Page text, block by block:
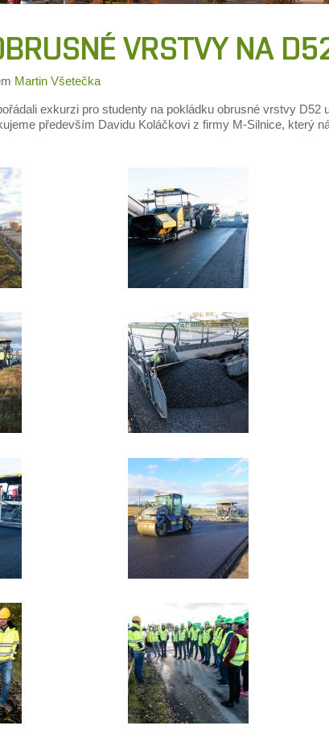
VRSTVY NA
Martin Všetečka
exkurzi pro studenty na pokládku obrusné vrstvy D52
především Davidu Koláčkovi z firmy M-Silnice, který